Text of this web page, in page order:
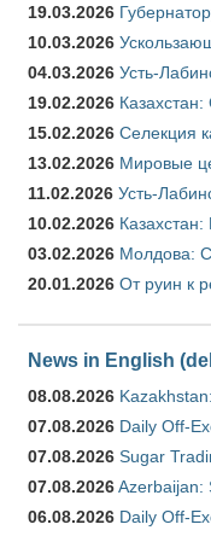
19.03.2026
10.03.2026
04.03.2026 Усть-
19.02.2026
15.02.2026 Селекция
13.02.2026 Мировые
11.02.2026 Усть-
10.02.2026
03.02.2026 Молдова:
20.01.2026 От руин к
News in English
08.08.2026
07.08.2026 Daily Off-
07.08.2026 Sugar
07.08.2026Azerbaijan:
06.08.2026 Daily Off-